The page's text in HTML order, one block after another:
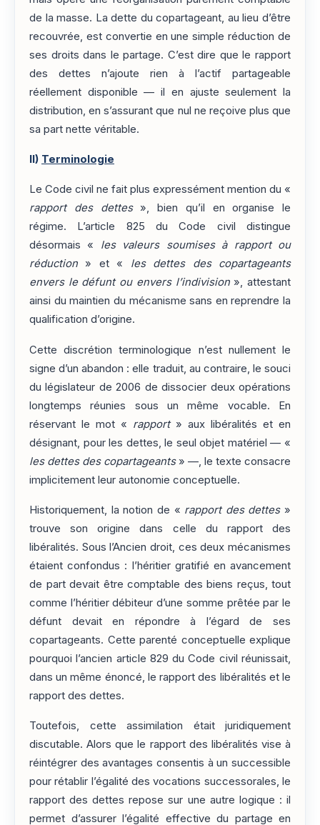
de la masse. La dette du copartageant, au lieu d’être
recouvrée, est convertie en une simple réduction de
ses droits dans le partage. C’est dire que le rapport
des dettes n’ajoute rien à l’actif partageable
réellement disponible — il en ajuste seulement la
distribution, en s’assurant que nul ne reçoive plus que
sa part nette véritable.
II) Terminologie
Le Code civil ne fait plus expressément mention du «
rapport des dettes», bien qu’il en organise le
régime. L’article 825 du Code civil distingue
désormais « les valeurs soumises à rapport ou
réduction » et « les dettes des copartageants
envers le défunt ou envers l’indivision», attestant
ainsi du maintien du mécanisme sans en reprendre la
qualification d’origine.
Cette discrétion terminologique n’est nullement le
signe d’un abandon : elle traduit, au contraire, le souci
du législateur de 2006 de dissocier deux opérations
longtemps réunies sous un même vocable. En
réservant le mot « rapport» aux libéralités et en
désignant, pour les dettes, le seul objet matériel — «
les dettes des copartageants» —, le texte consacre
implicitement leur autonomie conceptuelle.
Historiquement, la notion de « rapport des dettes»
trouve son origine dans celle du rapport des
libéralités. Sous l’Ancien droit, ces deux mécanismes
étaient confondus : l’héritier gratifié en avancement
de part devait être comptable des biens reçus, tout
comme l’héritier débiteur d’une somme prêtée par le
défunt devait en répondre à l’égard de ses
copartageants. Cette parenté conceptuelle explique
pourquoi l’ancien article 829 du Code civil réunissait,
dans un même énoncé, le rapport des libéralités et le
rapport des dettes.
Toutefois, cette assimilation était juridiquement
discutable. Alors que le rapport des libéralités vise à
réintégrer des avantages consentis à un successible
pour rétablir l’égalité des vocations successorales, le
rapport des dettes repose sur une autre logique : il
permet d’assurer l’égalité effective du partage en